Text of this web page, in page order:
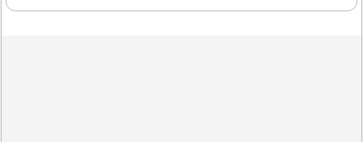
서도 긍정적인 효과를 미치고 있습니다. 그래서 이번 글에서